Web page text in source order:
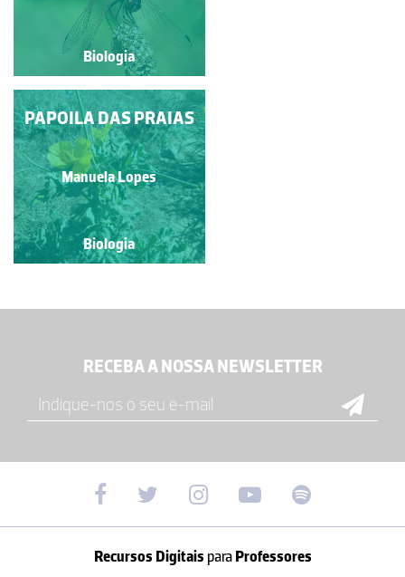
Biologia
Biologia
LÍRIO DAS AREIAS -
UMA PLANTA DAS
DUNAS
Maria Alexandra Abreu
Lima
Biologia
PAPOILA DAS PRAIAS
Manuela Lopes
Biologia
RECEBA A NOSSA NEWSLETTER
Recursos Digitais paraProfessores